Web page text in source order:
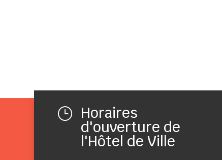
} Horaires
d'ouverture de
l'Hôtel de Ville